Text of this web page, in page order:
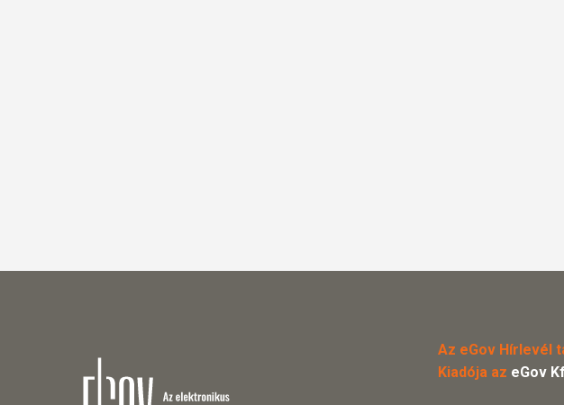
Az eGov Hírlevél
Kiadója az eGov